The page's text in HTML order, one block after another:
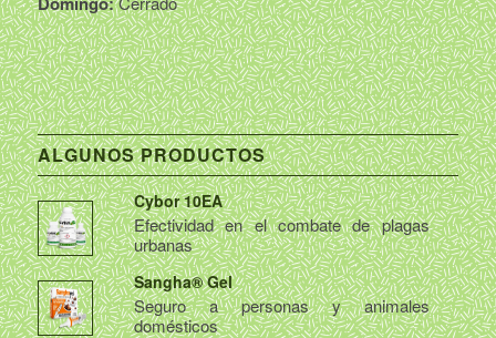
ALGUNOS PRODUCTOS
Cybor 10EA
Efectividad en el combate de plagas
urbanas
Sangha® Gel
Seguro a personas y animales
domésticos